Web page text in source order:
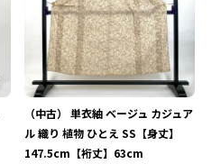
（中古） 単衣紬 ベージュ カジュア
ル 織り 植物 ひとえ SS【身丈】
147.5cm【裄丈】63cm